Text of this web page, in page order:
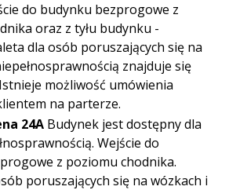
do budynku bezprogowe z
oraz z tyłu budynku -
dla osób poruszających się na
znajduje się
możliwość umówienia
na parterze.
24A Budynek jest dostępny dla
Wejście do
z poziomu chodnika.
poruszających się na wózkach i